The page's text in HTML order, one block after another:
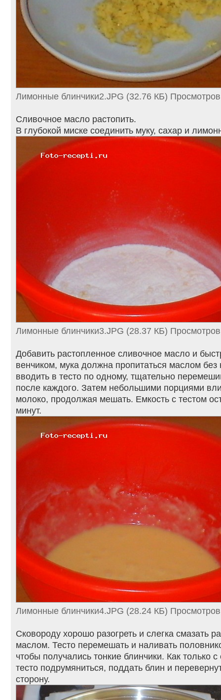
Лимонные блинчики2.JPG (32.76 КБ)
Сливочное масло растопить.
В глубокой миске соединить муку, сахар и
Лимонные блинчики3.JPG (28.37 КБ)
Добавить растопленное сливочное масло и
венчиком, мука должна пропитаться маслом без
вводить в тесто по одному, тщательно
после каждого. Затем небольшими порциями
молоко, продолжая мешать. Емкость с тестом
минут.
Лимонные блинчики4.JPG (28.24 КБ)
Сковороду хорошо разогреть и слегка смазать
маслом. Тесто перемешать и наливать
чтобы получались тонкие блинчики. Как только
тесто подрумяниться, поддать блин и
сторону.